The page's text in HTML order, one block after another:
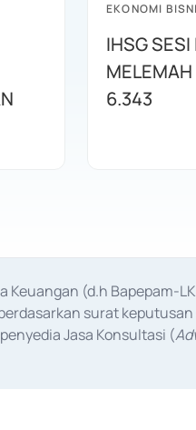
EKONOMI
IHSG
MELEMAH
6.343
(d.h Bapepam-
surat
Jasa Konsultasi (